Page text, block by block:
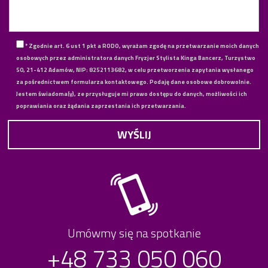
* Zgodnie art. 6 ust 1 pkt a RODO, wyrażam zgodę na przetwarzanie moich danych
osobowych przez administratora danych Fryzjer Stylista Kinga Bancerz, Turzystwo
50, 21-412 Adamów, NIP: 8252113682, w celu przetworzenia zapytania wysłanego
za pośrednictwem formularza kontaktowego. Podaję dane osobowe dobrowolnie.
Jestem świadoma(y), ze przysługuje mi prawo dostępu do danych, możliwości ich
poprawiania oraz żądania zaprzestania ich przetwarzania.
Umówmy się na spotkanie
+48 733 050 060